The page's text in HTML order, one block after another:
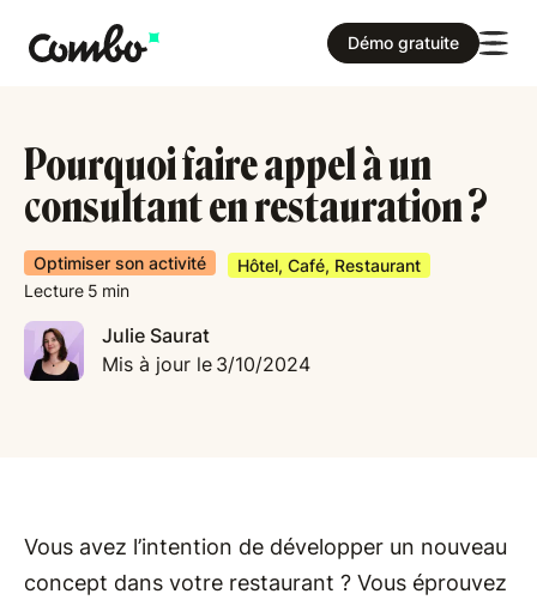
Démo gratuite
Pourquoi faire appel à un
consultant en restauration ?
Optimiser son activité
Hôtel, Café, Restaurant
Lecture 5 min
Julie Saurat
Mis à jour le 3/10/2024
Vous avez l’intention de développer un nouveau
concept dans votre restaurant ? Vous éprouvez